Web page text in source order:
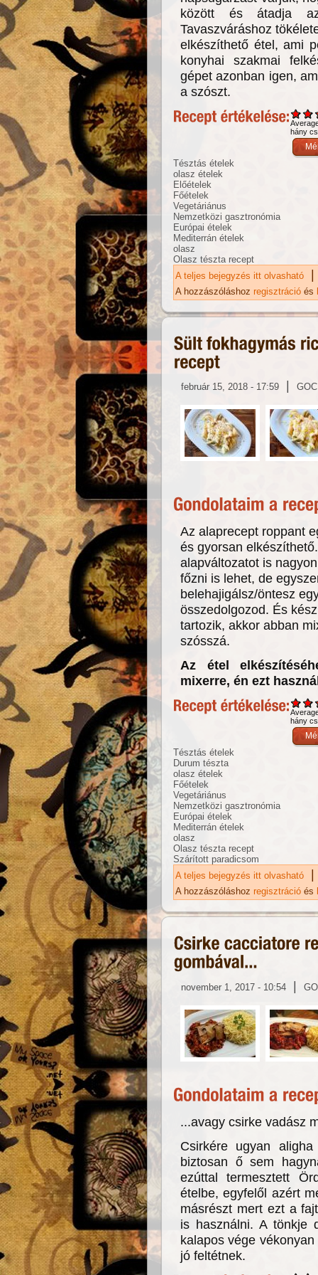
között és átadja
Tavaszváráshoz
elkészíthető étel, ami
konyhai szakmai
gépet azonban igen,
a szószt.
hány
Tésztás ételek
olasz ételek
Előételek
Főételek
Vegetáriánus
Nemzetközi gasztronómia
Európai ételek
Mediterrán ételek
olasz
Olasz tészta recept
A teljes bejegyzés itt olvasható
|
A hozzászóláshoz regisztráció és
február 15, 2018 - 17:59 |
Az alaprecept roppant
és gyorsan
alapváltozatot is
főzni is lehet, de
belehajigálsz/öntesz
összedolgozod. És
tartozik, akkor abban
szósszá.
Az étel
mixerre, én ezt
hány
Tésztás ételek
Durum tészta
olasz ételek
Főételek
Vegetáriánus
Nemzetközi gasztronómia
Európai ételek
Mediterrán ételek
olasz
Olasz tészta recept
Szárított paradicsom
A teljes bejegyzés itt olvasható
|
A hozzászóláshoz regisztráció és
november 1, 2017 - 10:54 |
...avagy csirke vadász
Csirkére ugyan
biztosan ő sem
ezúttal termesztett
ételbe, egyfelől azért
másrészt mert ezt a
is használni. A tönkje
kalapos vége
jó feltétnek.